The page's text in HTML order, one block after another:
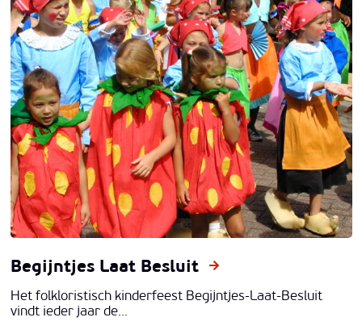
Begijntjes Laat Besluit
Het folkloristisch kinderfeest Begijntjes-Laat-Besluit
vindt ieder jaar de...